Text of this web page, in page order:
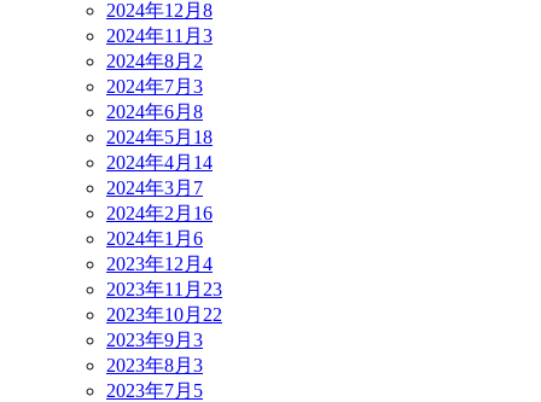
2024年12月 8
2024年11月 3
2024年8月 2
2024年7月 3
2024年6月 8
2024年5月 18
2024年4月 14
2024年3月 7
2024年2月 16
2024年1月 6
2023年12月 4
2023年11月 23
2023年10月 22
2023年9月 3
2023年8月 3
2023年7月 5